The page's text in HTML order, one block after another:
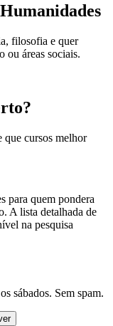
filosofia e quer
ou áreas sociais.
cursos melhor
para quem pondera
A lista detalhada de
na pesquisa
sábados. Sem spam.